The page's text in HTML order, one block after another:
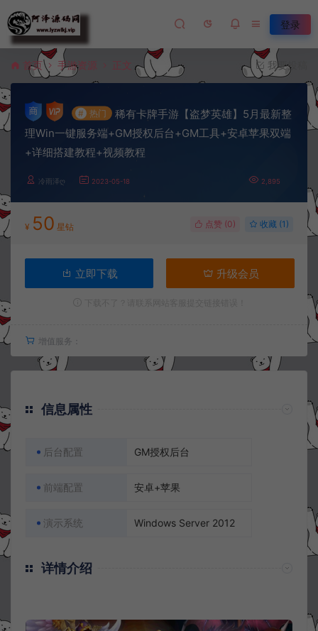
登录
首页 手游资源 正文 我要投稿
# 热门
稀有卡牌手游【盗梦英雄】5月最新整
理Win一键服务端+GM授权后台+GM工具+安卓苹果双端
+详细搭建教程+视频教程
冷雨泽ღ 2023-05-18 2,895
¥ 50 星钻 点赞 (0) 收藏 (1)
立即下载 升级会员
增值服务：
信息属性
后台配置 GM授权后台
前端配置 安卓+苹果
演示系统 Windows Server 2012
详情介绍